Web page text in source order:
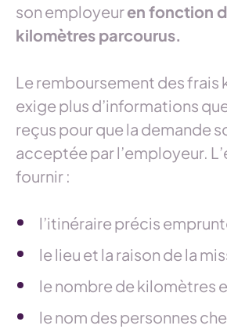
son employeuren fonction
kilomètres parcourus.
Le remboursement des frais
exige plus d’informations
reçus pour que la demande
acceptée par l’employeur.
fournir :
l’itinéraire précis
le lieu et la raison de la
le nombre de kilomètres
le nom des personnes